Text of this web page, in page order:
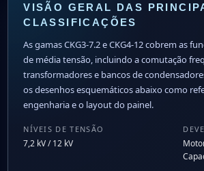
VISÃO GERAL DAS
CLASSIFICAÇÕES
As gamas CKG3-7.2 e CKG4-12 cobrem as
de média tensão, incluindo a comutação
transformadores e bancos de
os desenhos esquemáticos abaixo como
engenharia e o layout do painel.
NÍVEIS DE TENSÃO
7,2 kV / 12 kV